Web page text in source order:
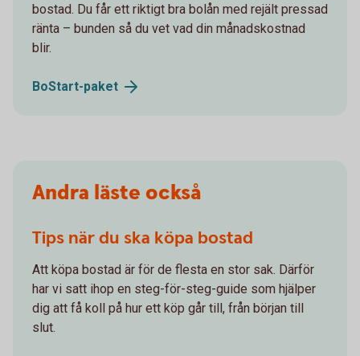
bostad. Du får ett riktigt bra bolån med rejält pressad
ränta – bunden så du vet vad din månadskostnad
blir.
BoStart-paket
Andra läste också
Tips när du ska köpa bostad
Att köpa bostad är för de flesta en stor sak. Därför
har vi satt ihop en steg-för-steg-guide som hjälper
dig att få koll på hur ett köp går till, från början till
slut.